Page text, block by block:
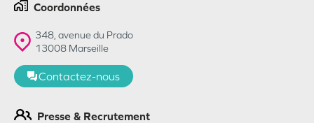
Coordonnées
348, avenue du Prado
13008 Marseille
Contactez-nous
Presse & Recrutement